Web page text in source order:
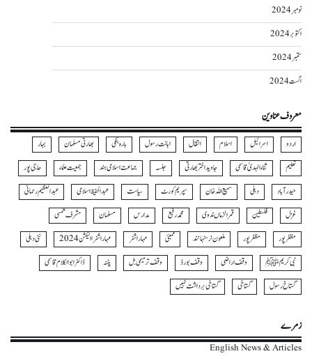
نومبر 2024
اکتوبر 2024
ستمبر 2024
اگست 2024
معروف عناوین
اردو اسرائیل اسلام انتقال اہانت رسول بارہ بنکی بھارتی مسلمان
بہار
تعلیم
ثناءالہدیٰ قاسمی جاوید اختر بھارتی جلسہ جماعت اسلامی ہند جمعیت علماء
حاجی پور
حیدرآباد
دہلی سمیع اللہ خان سپریم کورٹ سیاست عبدالحفیظ اسلامی
عبدالعظیم رحمانی
غزل
فلسطین قمرالزماں ندوی محمد رفیع مدارس مسلمان
مشرف شمسی
مظفر پور
مظفرپور ملعون نرسنہا نند ممبئی مہاراشٹر مہاراشٹرا الیکشن 2024
نئی دہلی
نبی کریمﷺ
وقف اراضی وقف بورڈ وقف ترمیمی بل پٹنہ
ڈاکٹر ابوالکلام قاسمی
گستاخ رسول
گستاخی گستاخی برداشت نہیں
زمرے
English News & Articles